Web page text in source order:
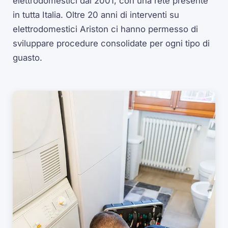
in tutta Italia. Oltre 20 anni di interventi su
elettrodomestici Ariston ci hanno permesso di
sviluppare procedure consolidate per ogni tipo di
guasto.